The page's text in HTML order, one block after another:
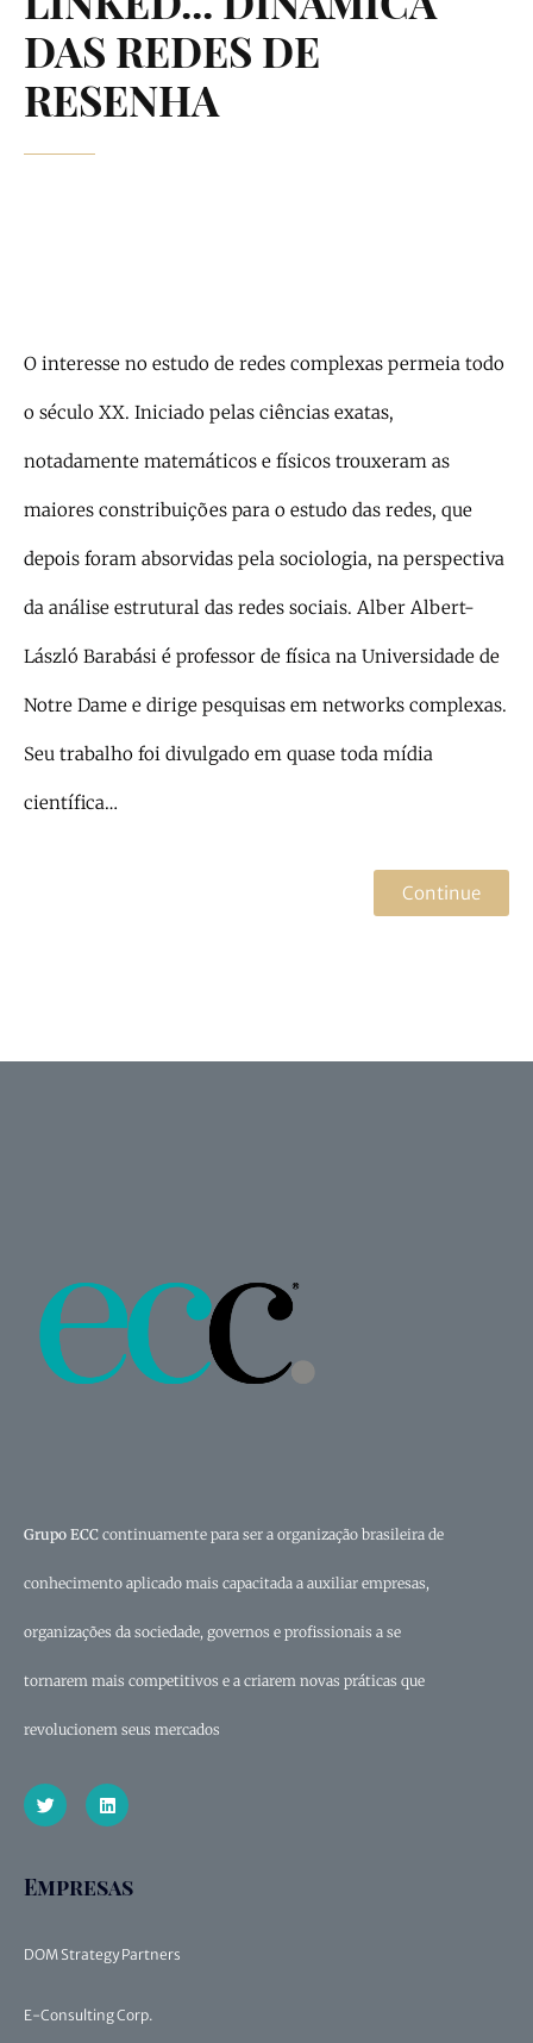
DAS REDES DE
RESENHA
O interesse no estudo de redes complexas permeia todo
o século XX. Iniciado pelas ciências exatas,
notadamente matemáticos e físicos trouxeram as
maiores constribuições para o estudo das redes, que
depois foram absorvidas pela sociologia, na perspectiva
da análise estrutural das redes sociais. Alber Albert-
László Barabási é professor de física na Universidade de
Notre Dame e dirige pesquisas em networks complexas.
Seu trabalho foi divulgado em quase toda mídia
científica…
Continue
Grupo ECC continuamente para ser a organização brasileira de
conhecimento aplicado mais capacitada a auxiliar empresas,
organizações da sociedade, governos e profissionais a se
tornarem mais competitivos e a criarem novas práticas que
revolucionem seus mercados
Empresas
DOM Strategy Partners
E-Consulting Corp.